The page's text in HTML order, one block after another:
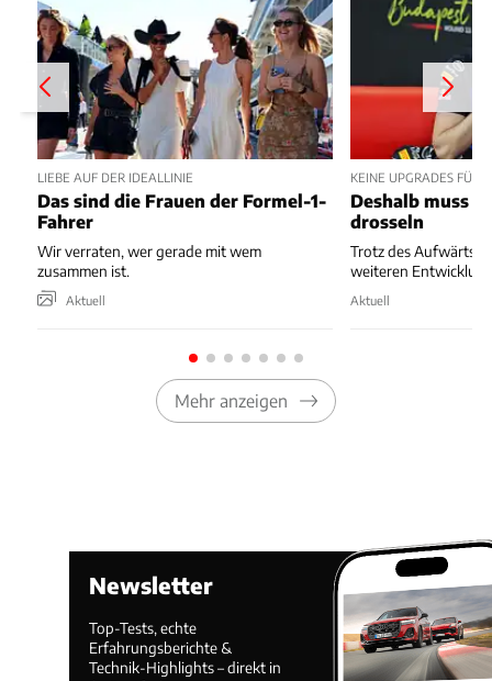
LIEBE AUF DER IDEALLINIE
Das sind die Frauen der Formel-1-
Fahrer
Wir verraten, wer gerade mit wem
zusammen ist.
Aktuell
KEINE UPGRADES FÜR
Deshalb muss
drosseln
Trotz des
weiteren
Aktuell
Mehr anzeigen
Newsletter
Top-Tests, echte
Erfahrungsberichte &
Technik-Highlights – direkt in